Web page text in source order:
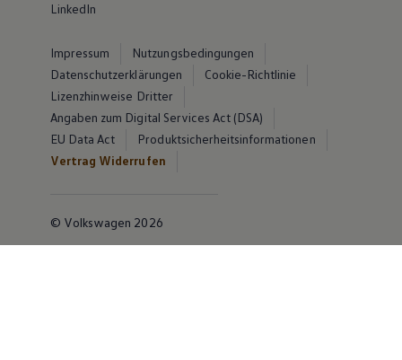
LinkedIn
Impressum
Nutzungsbedingungen
Datenschutzerklärungen
Cookie-Richtlinie
Lizenzhinweise Dritter
Angaben zum Digital Services Act (DSA)
EU Data Act
Produktsicherheitsinformationen
Vertrag Widerrufen
© Volkswagen 2026